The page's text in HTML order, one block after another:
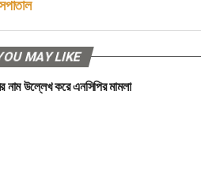
MAY LIKE
নাম উল্লেখ করে এনসিপির মামলা